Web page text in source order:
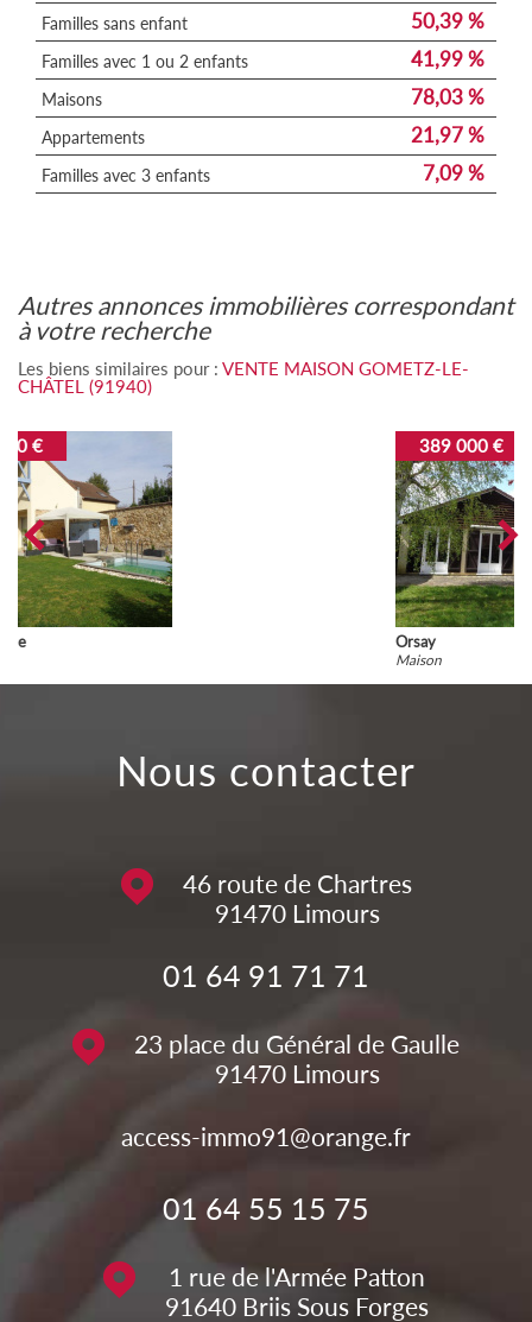
Familles sans enfant 50,39 %
Familles avec 1 ou 2 enfants 41,99 %
Maisons 78,03 %
Appartements 21,97 %
Familles avec 3 enfants 7,09 %
autres annonces immobilières correspondant
à votre recherche
Les biens similaires pour : VENTE MAISON GOMETZ-LE-
CHÂTEL (91940)
nous contacter
46 route de Chartres
91470 Limours
01 64 91 71 71
23 place du Général de Gaulle
91470 Limours
access-immo91@orange.fr
01 64 55 15 75
1 rue de l'Armée Patton
91640 Briis Sous Forges